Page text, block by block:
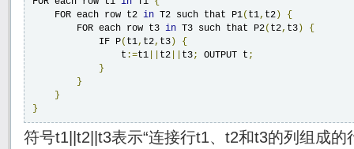
    FOR each row t2
in T2 such that P1( t1, t2 )
{
        FOR each row t3
in T3 such that P2( t2, t3 )
{
            IF P
( t1, t2, t3 )
{
                t
:=t1 t2 t3; OUTPUT t ;
}
}
}
}
符号t1||t2||t3表示“连接行t1、t2和t3的列组成的